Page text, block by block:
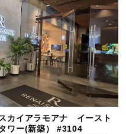
スカイアラモアナ イースト
ワー(新築） #3104